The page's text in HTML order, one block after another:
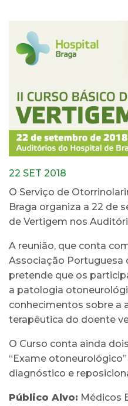
22 SET 2018
O Serviço de
Braga organiza a 22 de
de Vertigem nos
A reunião, que conta
Associação Portuguesa
pretende que os
a patologia
conhecimentos sobre a
terapêutica do doente
O Curso conta ainda
“Exame
diagnóstico e
Público Alvo: Médicos